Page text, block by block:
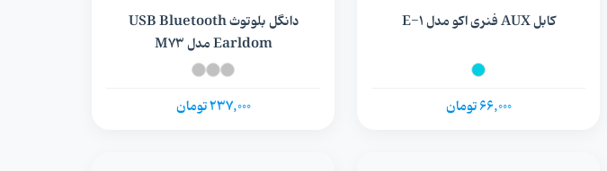
کابل AUX فنری اکو مدل E-1
66,000 تومان
دانگل بلوتوث USB Bluetooth
Earldom مدل M73
237,000 تومان